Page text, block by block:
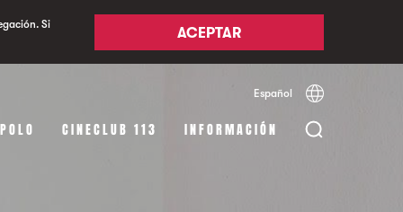
Si
ACEPTAR
Español Català
CINECLUB 113 INFORMACIÓN